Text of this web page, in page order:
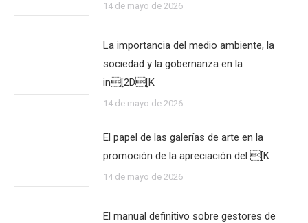
14 de mayo de 2026
La importancia del medio ambiente, la
sociedad y la gobernanza en la
in[2D[K
14 de mayo de 2026
El papel de las galerías de arte en la
promoción de la apreciación del [K
14 de mayo de 2026
El manual definitivo sobre gestores de